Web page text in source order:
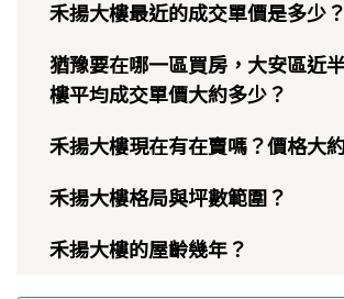
禾揚大樓最近的成交單價是多少？
猶豫要在哪一區買房，大安區近
樓平均成交單價大約多少？
禾揚大樓現在有在賣嗎？價格大
禾揚大樓格局與坪數範圍？
禾揚大樓的屋齡幾年？